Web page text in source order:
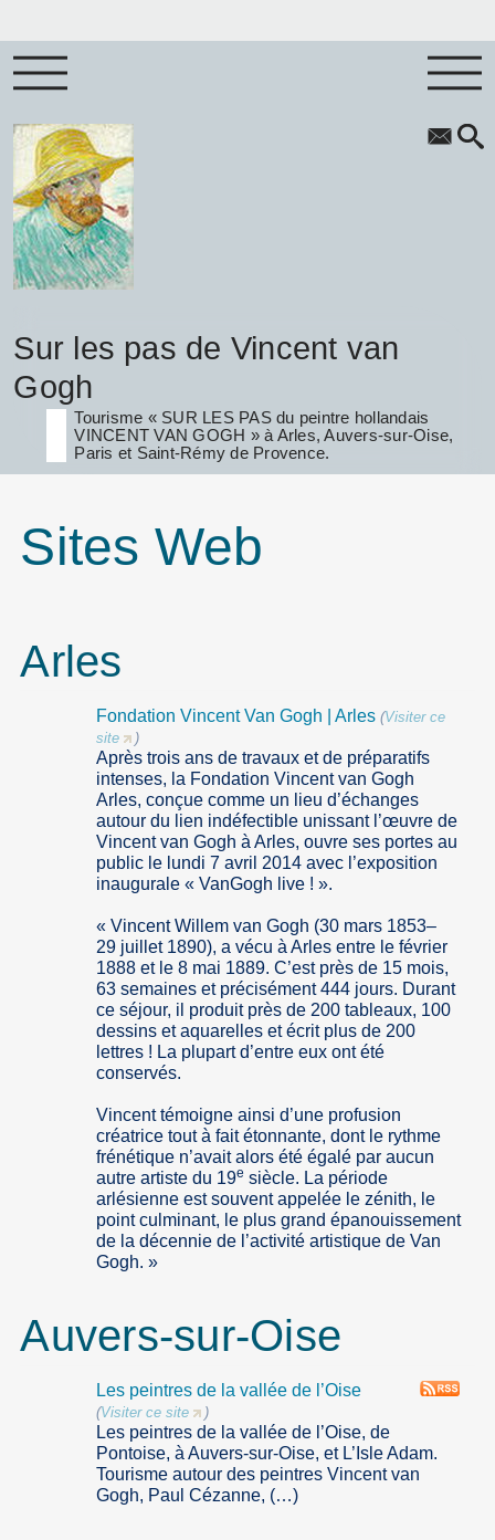
Sur les pas de Vincent van
Gogh
Tourisme « SUR LES PAS du peintre hollandais
VINCENT VAN GOGH » à Arles, Auvers-sur-Oise,
Paris et Saint-Rémy de Provence.
Sites Web
Arles
Fondation Vincent Van Gogh | Arles (Visiter ce
site
)
Après trois ans de travaux et de préparatifs
intenses, la Fondation Vincent van Gogh
Arles, conçue comme un lieu d’échanges
autour du lien indéfectible unissant l’œuvre de
Vincent van Gogh à Arles, ouvre ses portes au
public le lundi 7 avril 2014 avec l’exposition
inaugurale « VanGogh live ! ».
« Vincent Willem van Gogh (30 mars 1853–
29 juillet 1890), a vécu à Arles entre le février
1888 et le 8 mai 1889. C’est près de 15 mois,
63 semaines et précisément 444 jours. Durant
ce séjour, il produit près de 200 tableaux, 100
dessins et aquarelles et écrit plus de 200
lettres ! La plupart d’entre eux ont été
conservés.
Vincent témoigne ainsi d’une profusion
créatrice tout à fait étonnante, dont le rythme
frénétique n’avait alors été égalé par aucun
autre artiste du 19e siècle. La période
arlésienne est souvent appelée le zénith, le
point culminant, le plus grand épanouissement
de la décennie de l’activité artistique de Van
Gogh. »
Auvers-sur-Oise
Les peintres de la vallée de l’Oise
(Visiter ce site )
Les peintres de la vallée de l’Oise, de
Pontoise, à Auvers-sur-Oise, et L’Isle Adam.
Tourisme autour des peintres Vincent van
Gogh, Paul Cézanne, (…)